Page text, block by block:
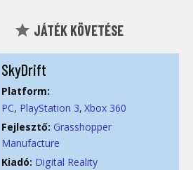
JÁTÉK KÖVETÉSE
SkyDrift
Platform:
PC PlayStation 3 Xbox 360
Fejlesztő: Grasshopper
Manufacture
Kiadó: Digital Reality